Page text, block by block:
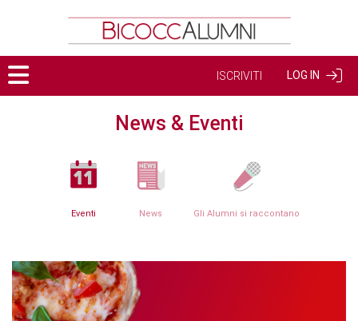
LOG IN
ISCRIVITI
News & Eventi
Eventi News Gli Alumni si raccontano